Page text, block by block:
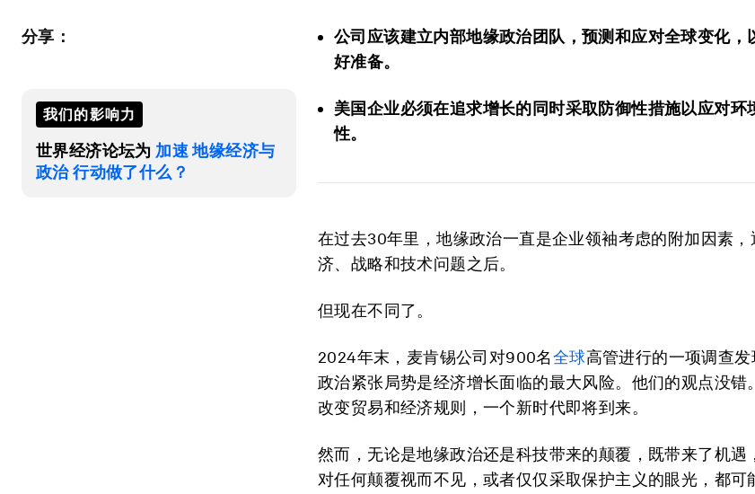
分享：
我们的影响力
世界经济论坛为 加速 地缘经济与
政治 行动做了什么？
公司应该建立内部地缘政治团队，预测和应对全球变化，
好准备。
美国企业必须在追求增长的同时采取防御性措施以应对环
性。
在过去30年里，地缘政治一直是企业领袖考虑的附加因素
济、战略和技术问题之后。
但现在不同了。
2024年末，麦肯锡公司对900名全球高管进行的一项调查
政治紧张局势是经济增长面临的最大风险。他们的观点没错
改变贸易和经济规则，一个新时代即将到来。
然而，无论是地缘政治还是科技带来的颠覆，既带来了机遇
对任何颠覆视而不见，或者仅仅采取保护主义的眼光，都可